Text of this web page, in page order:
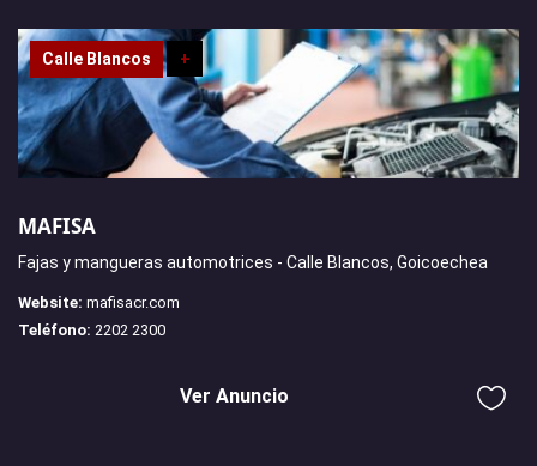
Calle Blancos +
MAFISA
Fajas y mangueras automotrices - Calle Blancos, Goicoechea
Website: mafisacr.com
Teléfono: 2202 2300
Ver Anuncio